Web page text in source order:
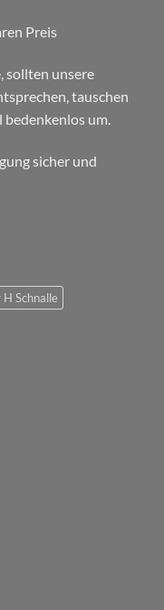
Preis
sollten unsere
tauschen
um.
sicher und
Schnalle